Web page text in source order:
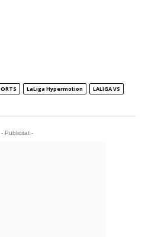
LaLiga Hypermotion
LALIGA VS
- Publicitat -